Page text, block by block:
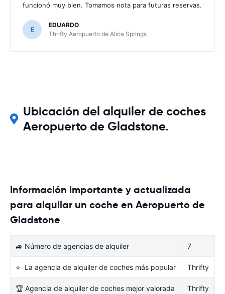
funcionó muy bien. Tomamos nota para futuras reservas.
E
EDUARDO
Thrifty Aeropuerto de Alice Springs
Ubicación del alquiler de coches
Aeropuerto de Gladstone.
Información importante y actualizada
para alquilar un coche en Aeropuerto de
Gladstone
🚙 Número de agencias de alquiler 7
⭐ La agencia de alquiler de coches más popular Thrifty
🏆 Agencia de alquiler de coches mejor valorada Thrifty